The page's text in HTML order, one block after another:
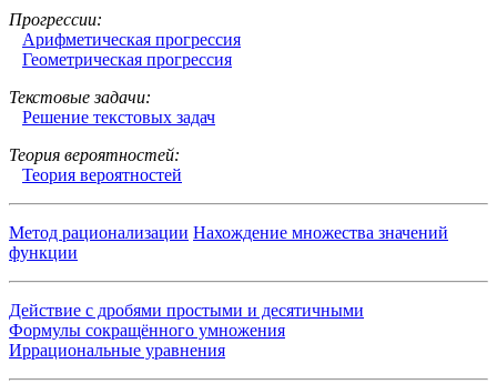
Прогрессии:
Арифметическая прогрессия
Геометрическая прогрессия
Текстовые задачи:
Решение текстовых задач
Теория вероятностей:
Теория вероятностей
Метод рационализации Нахождение множества значений
функции
Действие с дробями простыми и десятичными
Формулы сокращённого умножения
Иррациональные уравнения